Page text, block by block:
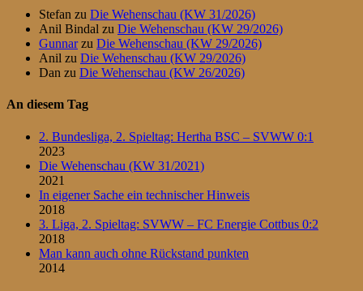
Stefan zu Die Wehenschau (KW 31/2026)
Anil Bindal zu Die Wehenschau (KW 29/2026)
Gunnarzu Die Wehenschau (KW 29/2026)
Anil zu Die Wehenschau (KW 29/2026)
Dan zu Die Wehenschau (KW 26/2026)
An diesem Tag
2. Bundesliga, 2. Spieltag: Hertha BSC – SVWW 0:1
2023
Die Wehenschau (KW 31/2021)
2021
In eigener Sache ein technischer Hinweis
2018
3. Liga, 2. Spieltag: SVWW – FC Energie Cottbus 0:2
2018
Man kann auch ohne Rückstand punkten
2014